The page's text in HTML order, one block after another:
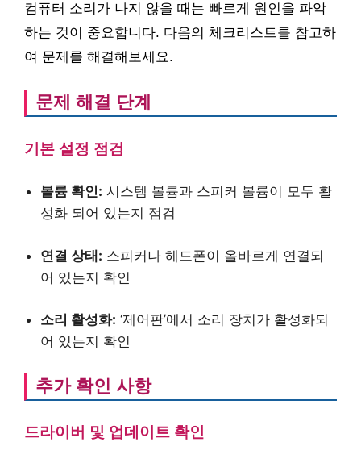
컴퓨터 소리가 나지 않을 때는 빠르게 원인을 파악
하는 것이 중요합니다. 다음의 체크리스트를 참고하
여 문제를 해결해보세요.
문제 해결 단계
기본 설정 점검
볼륨 확인: 시스템 볼륨과 스피커 볼륨이 모두 활
성화 되어 있는지 점검
연결 상태: 스피커나 헤드폰이 올바르게 연결되
어 있는지 확인
소리 활성화: ‘제어판’에서 소리 장치가 활성화되
어 있는지 확인
추가 확인 사항
드라이버 및 업데이트 확인